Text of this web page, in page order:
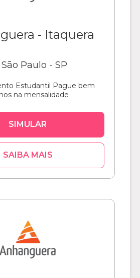
- Itaquera
São Paulo - SP
Estudantil Pague bem
na mensalidade
SIMULAR
SAIBA MAIS